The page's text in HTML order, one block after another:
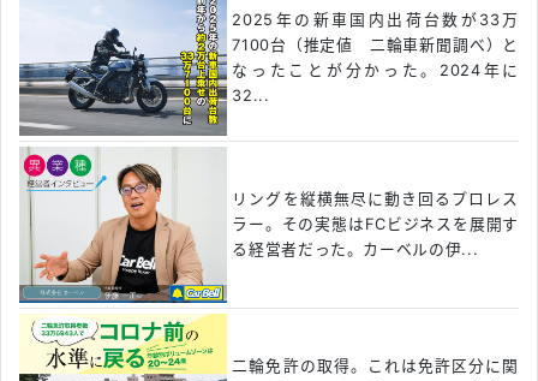
2025年の新車国内出荷台数が33万
7100台（推定値 二輪車新聞調べ）と
なったことが分かった。2024年に
32...
リングを縦横無尽に動き回るプロレス
ラー。その実態はFCビジネスを展開す
る経営者だった。カーベルの伊...
二輪免許の取得。これは免許区分に関